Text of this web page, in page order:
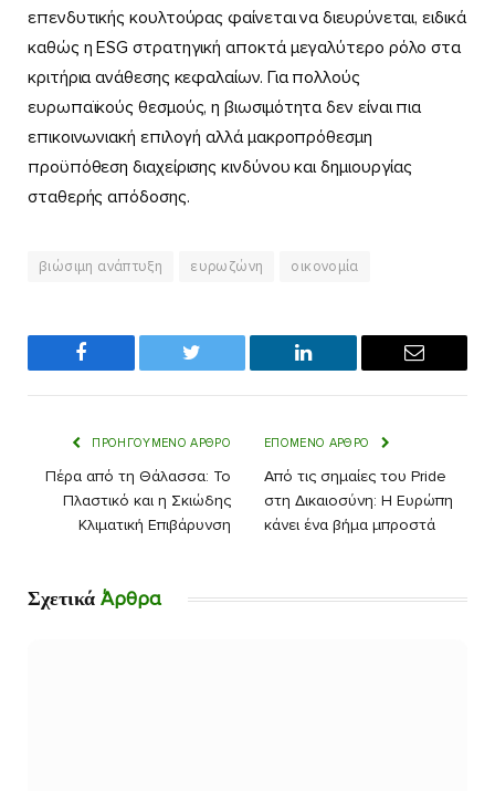
επενδυτικής κουλτούρας φαίνεται να διευρύνεται, ειδικά
καθώς η ESG στρατηγική αποκτά μεγαλύτερο ρόλο στα
κριτήρια ανάθεσης κεφαλαίων. Για πολλούς
ευρωπαϊκούς θεσμούς, η βιωσιμότητα δεν είναι πια
επικοινωνιακή επιλογή αλλά μακροπρόθεσμη
προϋπόθεση διαχείρισης κινδύνου και δημιουργίας
σταθερής απόδοσης.
βιώσιμη ανάπτυξη ευρωζώνη οικονομία
Facebook Twitter LinkedIn Email
ΠΡΟΗΓΟΎΜΕΝΟ ΆΡΘΡΟ
Πέρα από τη Θάλασσα: Το
Πλαστικό και η Σκιώδης
Κλιματική Επιβάρυνση
ΕΠΌΜΕΝΟ ΆΡΘΡΟ
Από τις σημαίες του Pride
στη Δικαιοσύνη: Η Ευρώπη
κάνει ένα βήμα μπροστά
Σχετικά Άρθρα